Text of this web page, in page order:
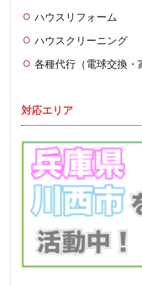
ハウスリフォーム
ハウスクリーニング
各種代行（電球交換・
対応エリア